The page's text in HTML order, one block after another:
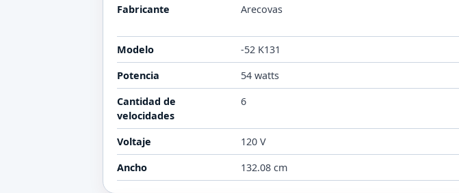
Fabricante
Arecovas
Modelo -52 K131
Potencia
54 watts
Cantidad de
velocidades
6
Voltaje 120 V
Ancho
132.08 cm